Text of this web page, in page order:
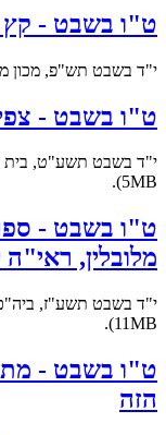
ט"ו בשבט - קץ
י"ד בשבט תש"פ, מכון מאיר, 56
ט"ו בשבט -
י"ד בשבט תשע"ט, בית הרב
5MB).
ט"ו בשבט -
מלובלין,
י"ד בשבט תשע"ז, ביה"כ
11MB).
ט"ו בשבט -
הזה